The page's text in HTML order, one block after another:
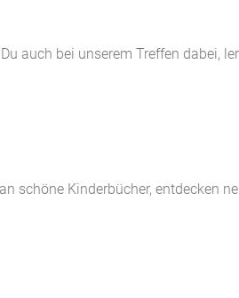
auch bei unserem Treffen dabei,
schöne Kinderbücher, entdecken